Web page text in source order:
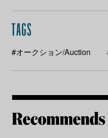
#オークション/Auction